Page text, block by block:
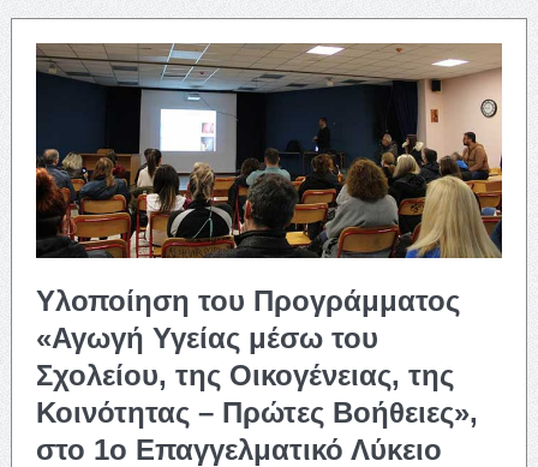
Υλοποίηση του Προγράμματος
«Αγωγή Υγείας μέσω του
Σχολείου, της Οικογένειας, της
Κοινότητας – Πρώτες Βοήθειες»,
στο 1ο Επαγγελματικό Λύκειο